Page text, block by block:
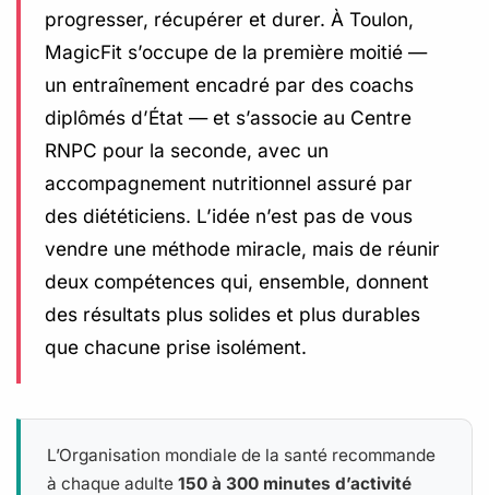
progresser, récupérer et durer. À Toulon,
MagicFit s’occupe de la première moitié —
un entraînement encadré par des coachs
diplômés d’État — et s’associe au Centre
RNPC pour la seconde, avec un
accompagnement nutritionnel assuré par
des diététiciens. L’idée n’est pas de vous
vendre une méthode miracle, mais de réunir
deux compétences qui, ensemble, donnent
des résultats plus solides et plus durables
que chacune prise isolément.
L’Organisation mondiale de la santé recommande
à chaque adulte 150 à 300 minutes d’activité